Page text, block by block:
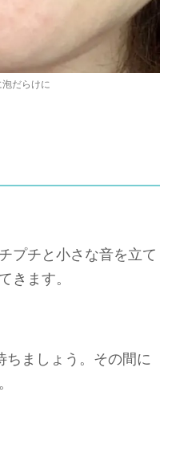
だらけに
プチと小さな音を立て
きます。
ちましょう。その間に